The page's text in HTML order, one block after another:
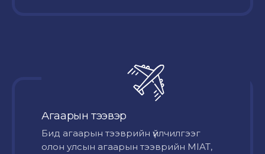
Агаарын тээвэр
Бид агаарын тээврийн үйлчилгээг
олон улсын агаарын тээврийн MIAT,